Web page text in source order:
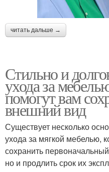
читать дальше →
Стильно и
ухода за
помогут вам
внешний вид
Существует несколько
ухода за мягкой мебелью,
сохранить
но и продлить срок их